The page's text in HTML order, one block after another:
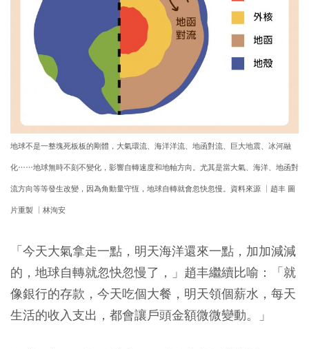
地球不是一整塊死板板的剛體，大氣環流、海洋洋流、地函對流、巨大地震、冰河融
化……地球無時不刻不變化，影響自轉速度和地軸方向。尤其是當大氣、海洋、地函對
流方向等等發生改變，因為角動量守恆，地球自轉就會忽快忽慢。資料來源 │趙丰 圖
片重製 │林洵安
「今天大氣拿走一點，明天海洋還來一點，加加減減
的，地球自轉就忽快忽慢了，」趙丰繼續比喻：「就
像銀行的存款，今天吃個大餐，明天領個薪水，每天
生活的收入支出，都會讓戶頭金額微微變動。」